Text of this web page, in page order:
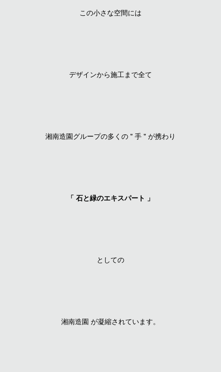
この小さな空間には
デザインから施工まで全て
湘南造園グループの多くの " 手 " が携わり
「 石と緑のエキスパート 」
としての
湘南造園 が凝縮されています。